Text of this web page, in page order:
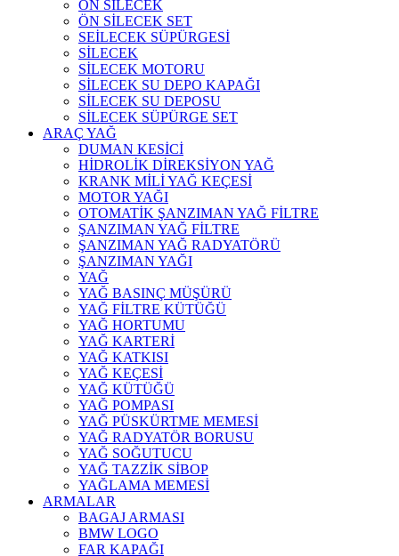
ÖN SİLECEK
ÖN SİLECEK SET
SEİLECEK SÜPÜRGESİ
SİLECEK
SİLECEK MOTORU
SİLECEK SU DEPO KAPAĞI
SİLECEK SU DEPOSU
SİLECEK SÜPÜRGE SET
ARAÇ YAĞ
DUMAN KESİCİ
HİDROLİK DİREKSİYON YAĞ
KRANK MİLİ YAĞ KEÇESİ
MOTOR YAĞI
OTOMATİK ŞANZIMAN YAĞ FİLTRE
ŞANZIMAN YAĞ FİLTRE
ŞANZIMAN YAĞ RADYATÖRÜ
ŞANZIMAN YAĞI
YAĞ
YAĞ BASINÇ MÜŞÜRÜ
YAĞ FİLTRE KÜTÜĞÜ
YAĞ HORTUMU
YAĞ KARTERİ
YAĞ KATKISI
YAĞ KEÇESİ
YAĞ KÜTÜĞÜ
YAĞ POMPASI
YAĞ PÜSKÜRTME MEMESİ
YAĞ RADYATÖR BORUSU
YAĞ SOĞUTUCU
YAĞ TAZZİK SİBOP
YAĞLAMA MEMESİ
ARMALAR
BAGAJ ARMASI
BMW LOGO
FAR KAPAĞI